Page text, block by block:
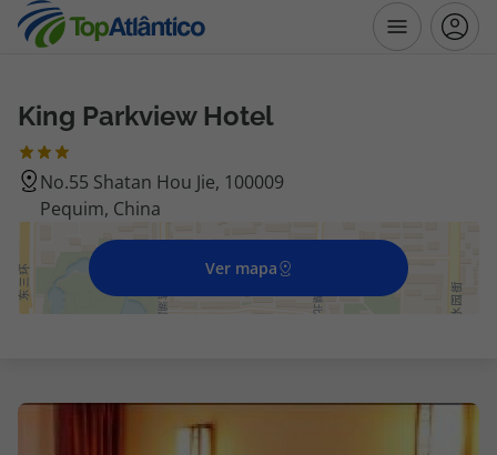
Destinos
Voos
Voos + Hotel
Disneyland ® Paris
King Parkview Hotel
No.55 Shatan Hou Jie, 100009
Pequim, China
Ver mapa